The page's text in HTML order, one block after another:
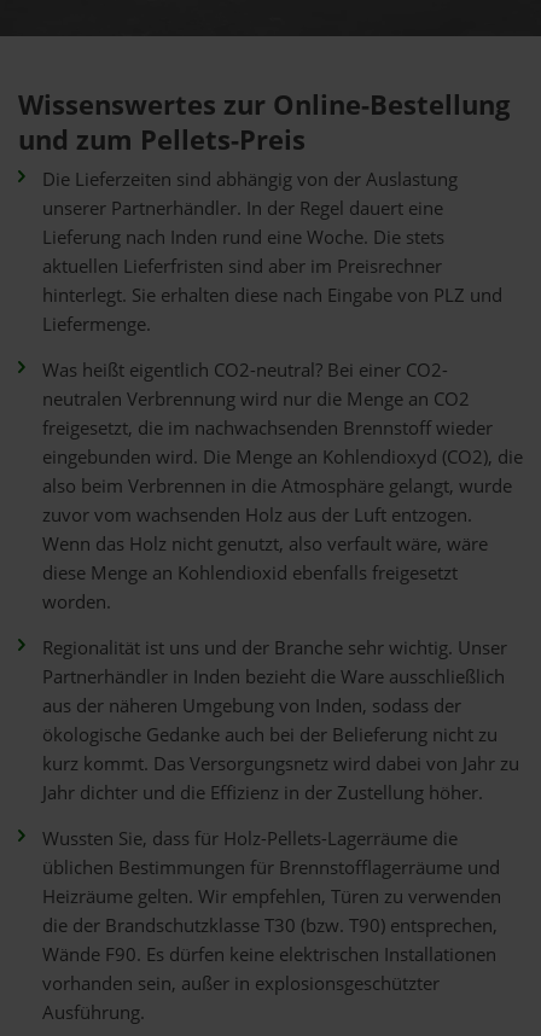
Wissenswertes zur Online-Bestellung
und zum Pellets-Preis
Die Lieferzeiten sind abhängig von der Auslastung
unserer Partnerhändler. In der Regel dauert eine
Lieferung nach Inden rund eine Woche. Die stets
aktuellen Lieferfristen sind aber im Preisrechner
hinterlegt. Sie erhalten diese nach Eingabe von PLZ und
Liefermenge.
Was heißt eigentlich CO2-neutral? Bei einer CO2-
neutralen Verbrennung wird nur die Menge an CO2
freigesetzt, die im nachwachsenden Brennstoff wieder
eingebunden wird. Die Menge an Kohlendioxyd (CO2), die
also beim Verbrennen in die Atmosphäre gelangt, wurde
zuvor vom wachsenden Holz aus der Luft entzogen.
Wenn das Holz nicht genutzt, also verfault wäre, wäre
diese Menge an Kohlendioxid ebenfalls freigesetzt
worden.
Regionalität ist uns und der Branche sehr wichtig. Unser
Partnerhändler in Inden bezieht die Ware ausschließlich
aus der näheren Umgebung von Inden, sodass der
ökologische Gedanke auch bei der Belieferung nicht zu
kurz kommt. Das Versorgungsnetz wird dabei von Jahr zu
Jahr dichter und die Effizienz in der Zustellung höher.
Wussten Sie, dass für Holz-Pellets-Lagerräume die
üblichen Bestimmungen für Brennstofflagerräume und
Heizräume gelten. Wir empfehlen, Türen zu verwenden
die der Brandschutzklasse T30 (bzw. T90) entsprechen,
Wände F90. Es dürfen keine elektrischen Installationen
vorhanden sein, außer in explosionsgeschützter
Ausführung.